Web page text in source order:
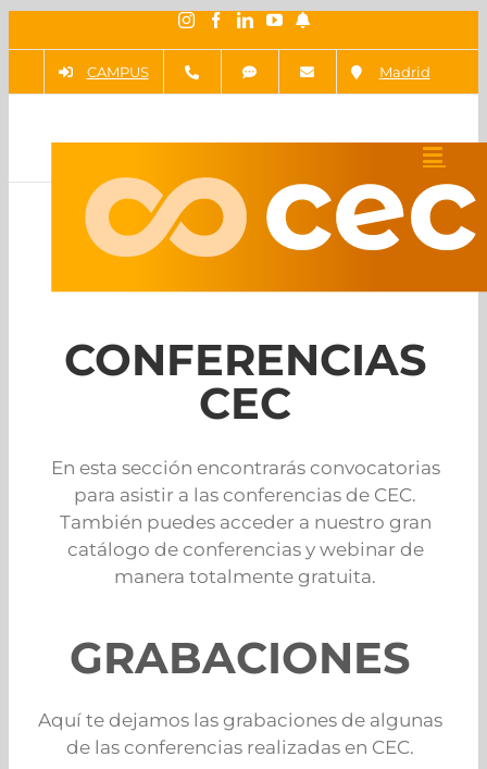
al
contenido
Instagram
Facebook
LinkedIn
YouTubeNewsletter
CAMPUS Madrid
CONFERENCIAS
CEC
En esta sección encontrarás convocatorias
para asistir a las conferencias de CEC.
También puedes acceder a nuestro gran
catálogo de conferencias y webinar de
manera totalmente gratuita.
GRABACIONES
Aquí te dejamos las grabaciones de algunas
de las conferencias realizadas en CEC.